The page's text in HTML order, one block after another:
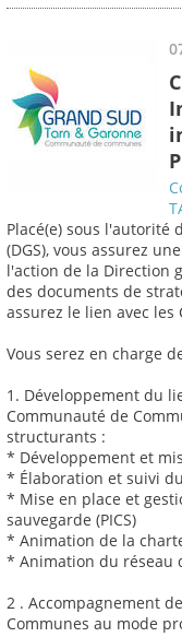
Placé(e) sous l'autorité
(DGS), vous assurez
l'action de la Direction
des documents de
assurez le lien avec les
Vous serez en charge
1. Développement du
Communauté de
structurants :
* Développement et
* Élaboration et suivi
* Mise en place et
sauvegarde (PICS)
* Animation de la
* Animation du réseau
2 . Accompagnement
Communes au mode